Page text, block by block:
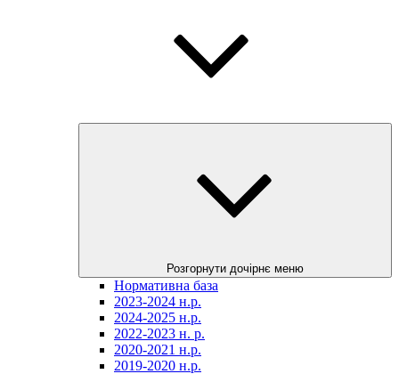
Розгорнути дочірнє меню
Нормативна база
2023-2024 н.р.
2024-2025 н.р.
2022-2023 н. р.
2020-2021 н.р.
2019-2020 н.р.